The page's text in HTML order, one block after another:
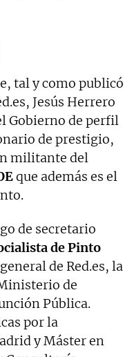
tal y como publicó
Jesús Herrero
Gobierno de perfil
de prestigio,
militante del
que además es el
de secretario
de Pinto
de Red.es, la
de
Pública.
por la
y Máster en